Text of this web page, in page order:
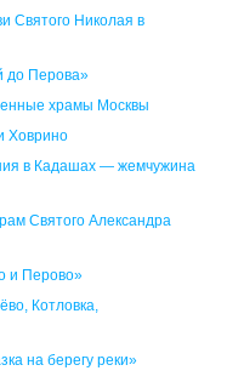
Святого Николая в
до Перова»
храмы Москвы
Ховрино
в Кадашах — жемчужина
Святого Александра
и Перово»
Котловка,
на берегу реки»